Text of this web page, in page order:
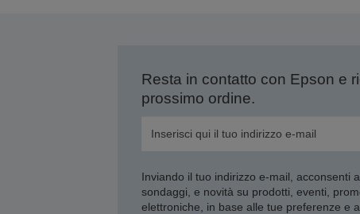
Resta in contatto con Epson e
prossimo ordine.
Inviando il tuo indirizzo e-mail, acconsenti
sondaggi, e novità su prodotti, eventi,
elettroniche, in base alle tue preferenze e